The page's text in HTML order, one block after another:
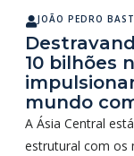
JOÃO PEDRO
10 bilhões
mundo
A Ásia Central
estrutural com os